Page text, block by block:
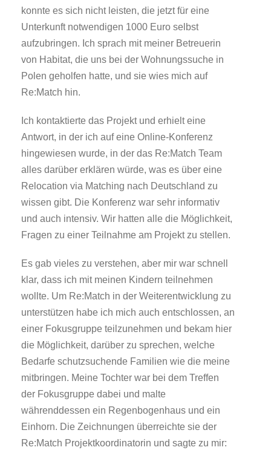
konnte es sich nicht leisten, die jetzt für eine
Unterkunft notwendigen 1000 Euro selbst
aufzubringen. Ich sprach mit meiner Betreuerin
von Habitat, die uns bei der Wohnungssuche in
Polen geholfen hatte, und sie wies mich auf
Re:Match hin.
Ich kontaktierte das Projekt und erhielt eine
Antwort, in der ich auf eine Online-Konferenz
hingewiesen wurde, in der das Re:Match Team
alles darüber erklären würde, was es über eine
Relocation via Matching nach Deutschland zu
wissen gibt. Die Konferenz war sehr informativ
und auch intensiv. Wir hatten alle die Möglichkeit,
Fragen zu einer Teilnahme am Projekt zu stellen.
Es gab vieles zu verstehen, aber mir war schnell
klar, dass ich mit meinen Kindern teilnehmen
wollte. Um Re:Match in der Weiterentwicklung zu
unterstützen habe ich mich auch entschlossen, an
einer Fokusgruppe teilzunehmen und bekam hier
die Möglichkeit, darüber zu sprechen, welche
Bedarfe schutzsuchende Familien wie die meine
mitbringen. Meine Tochter war bei dem Treffen
der Fokusgruppe dabei und malte
währenddessen ein Regenbogenhaus und ein
Einhorn. Die Zeichnungen überreichte sie der
Re:Match Projektkoordinatorin und sagte zu mir: